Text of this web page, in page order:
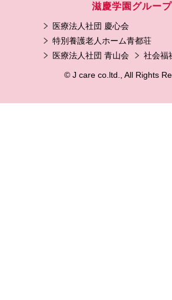
滋慶学園グループ
医療法人社団 慶心会
特別養護老人ホーム青都荘
医療法人社団 青山会
社会福
© J care co.ltd., All Rights